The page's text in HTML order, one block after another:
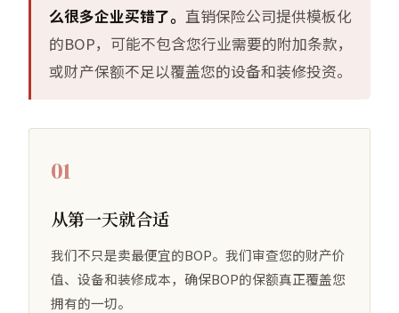
么很多企业买错了。 直销保险公司提供模板化
的BOP，可能不包含您行业需要的附加条款，
或财产保额不足以覆盖您的设备和装修投资。
01
从第一天就合适
我们不只是卖最便宜的BOP。我们审查您的财产价
值、设备和装修成本，确保BOP的保额真正覆盖您
拥有的一切。